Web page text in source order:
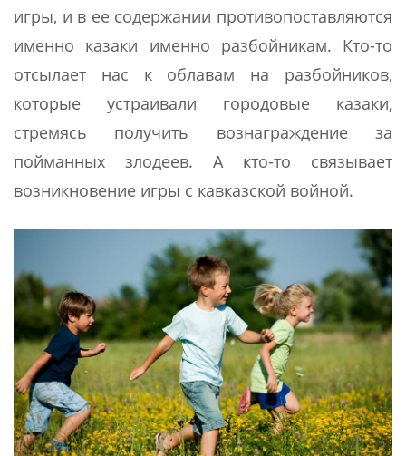
игры, и в ее содержании противопоставляются
именно казаки именно разбойникам. Кто-то
отсылает нас к облавам на разбойников,
которые устраивали городовые казаки,
стремясь получить вознаграждение за
пойманных злодеев. А кто-то связывает
возникновение игры с кавказской войной.